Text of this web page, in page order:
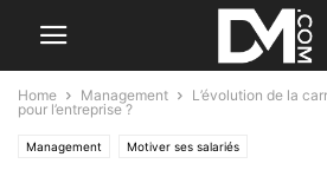
Home Management
L’évolution de la
pour l’entreprise ?
Management Motiver ses salariés